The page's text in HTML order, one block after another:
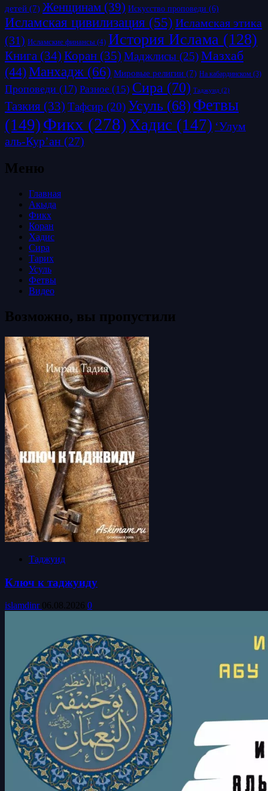
детей (7) Женщинам (39) Искусство проповеди (6)
Исламская цивилизация (55) Исламская этика
(31) Исламские финансы (4) История Ислама (128)
Книга (34) Коран (35) Маджлисы (25)Мазхаб
(44)Манхадж (66) Мировые религии (7) На кабардинском (3)
Проповеди (17) Разное (15) Сира (70) Таджуид (2)
Тазкия (33) Тафсир (20)Усуль (68) Фетвы
(149) Фикх (278)Хадис (147) ‘Улум
аль-Кур’ан (27)
Меню
Главная
Акыда
Фикх
Коран
Хадис
Сира
Тарих
Усуль
Фетвы
Видео
Возможно, вы пропустили
Таджуид
Ключ к таджуиду
islamdinr 06.08.2026 0